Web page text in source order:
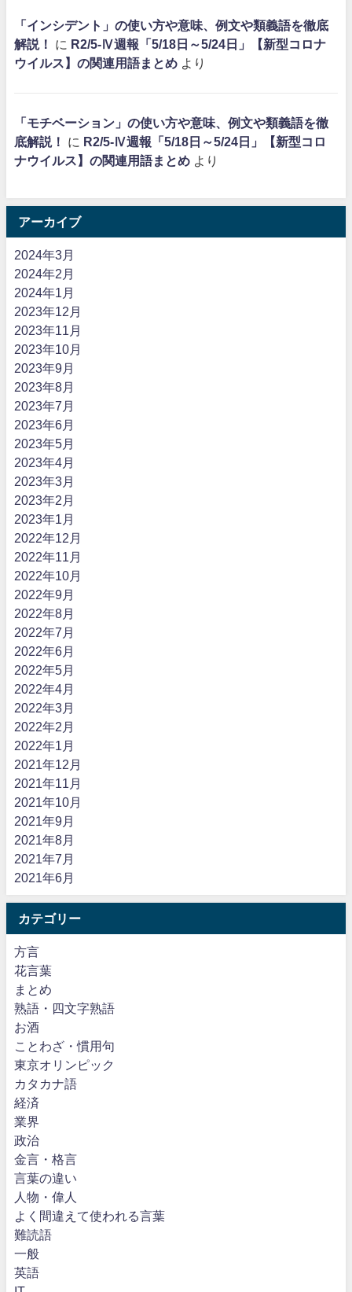
「インシデント」の使い方や意味、例文や類義語を徹底
解説！
に R2/5-Ⅳ週報「5/18日～5/24日」【新型コロナ
ウイルス】の関連用語まとめ より
「モチベーション」の使い方や意味、例文や類義語を徹
底解説！
に R2/5-Ⅳ週報「5/18日～5/24日」【新型コロ
ナウイルス】の関連用語まとめ より
アーカイブ
2024年3月
2024年2月
2024年1月
2023年12月
2023年11月
2023年10月
2023年9月
2023年8月
2023年7月
2023年6月
2023年5月
2023年4月
2023年3月
2023年2月
2023年1月
2022年12月
2022年11月
2022年10月
2022年9月
2022年8月
2022年7月
2022年6月
2022年5月
2022年4月
2022年3月
2022年2月
2022年1月
2021年12月
2021年11月
2021年10月
2021年9月
2021年8月
2021年7月
2021年6月
カテゴリー
方言
花言葉
まとめ
熟語・四文字熟語
お酒
ことわざ・慣用句
東京オリンピック
カタカナ語
経済
業界
政治
金言・格言
言葉の違い
人物・偉人
よく間違えて使われる言葉
難読語
一般
英語